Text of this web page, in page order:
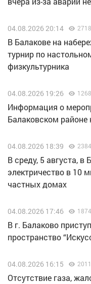
04.08.2026 20:14 2718
В Балакове на
турнир по
физкультурника
04.08.2026 19:26 1268
Информация о
Балаковском районе
04.08.2026 18:39 2384
В среду, 5 августа, в
электричество в 10
частных домах
04.08.2026 17:46 1874
В г. Балаково
пространство
04.08.2026 16:15 2011
Отсутствие газа,